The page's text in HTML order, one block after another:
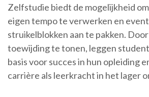
Zelfstudie biedt de mogelijkheid
eigen tempo te verwerken en
struikelblokken aan te pakken.
toewijding te tonen, leggen
basis voor succes in hun opleiding
carrière als leerkracht in het lager